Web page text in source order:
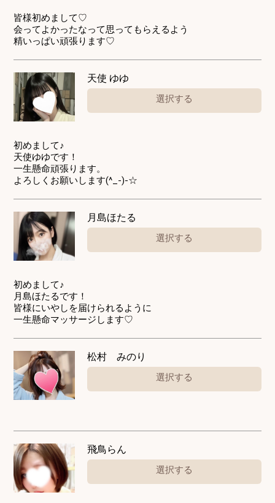
皆様初めまして♡
会ってよかったなって思ってもらえるよう
精いっぱい頑張ります♡
初めまして♪
天使ゆゆです！
一生懸命頑張ります。
よろしくお願いします(^_-)-☆
天使 ゆゆ
選択する
初めまして♪
月島ほたるです！
皆様にいやしを届けられるように
一生懸命マッサージします♡
月島ほたる
選択する
松村 みのり
選択する
飛鳥らん
選択する